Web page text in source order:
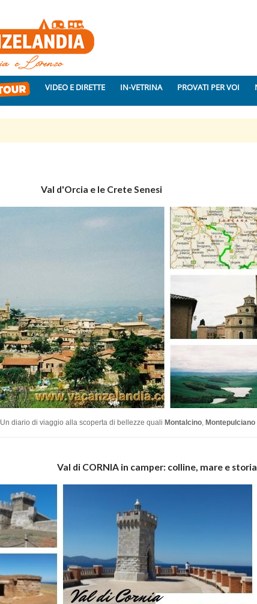
VIDEO E DIRETTE IN-VETRINA PROVATI PER VOI
Val d'Orcia e le Crete Senesi
Un diario di viaggio alla scoperta di bellezze quali Montalcino, Montepulciano
Val di CORNIA in camper: colline, mare e storia